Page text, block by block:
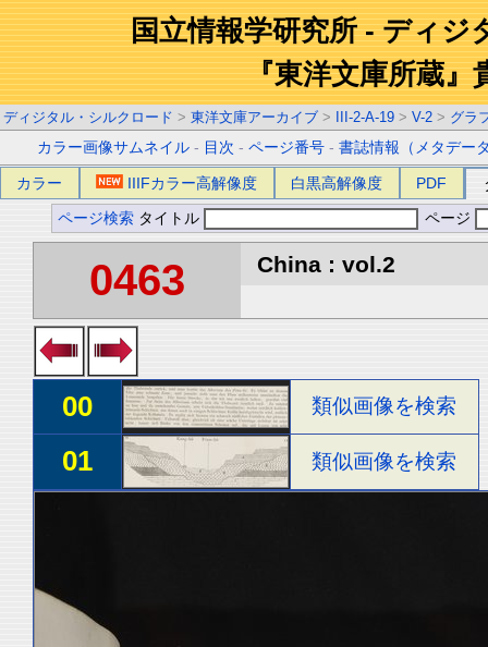
国立情報学研究所 - ディジ
『東洋文庫所蔵』
ディジタル・シルクロード > 東洋文庫アーカイブ > III-2-A-19 > V-2 > グラ
カラー画像サムネイル - 目次 -ページ番号 -書誌情報（メタデー
カラー IIIFカラー高解像度 白黒高解像度 PDF
ページ検索 タイトル ページ
0463 China : vol.2
00 類似画像を検索
01 類似画像を検索